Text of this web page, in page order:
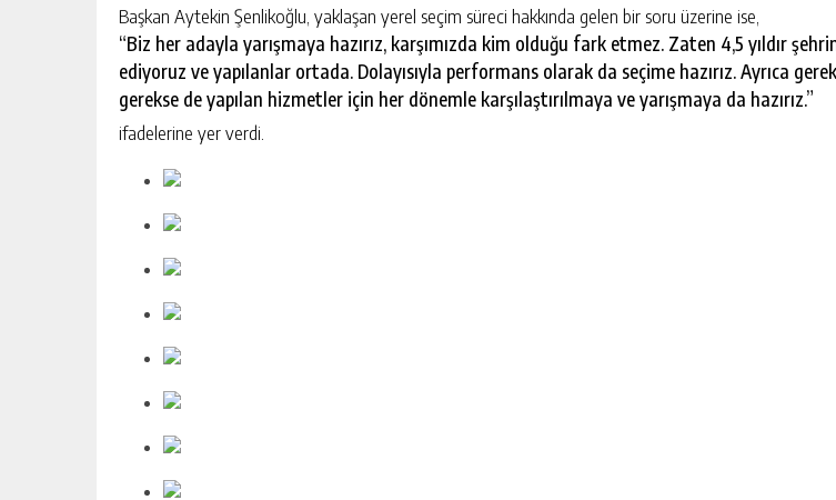
Başkan Aytekin Şenlikoğlu, yaklaşan yerel seçim süreci hakkında gelen bir soru üzerine ise,
“Biz her adayla yarışmaya hazırız, karşımızda kim olduğu fark etmez. Zaten 4,5 yıldır
ediyoruz ve yapılanlar ortada. Dolayısıyla performans olarak da seçime hazırız. Ayrıca
gerekse de yapılan hizmetler için her dönemle karşılaştırılmaya ve yarışmaya da hazırız.”
ifadelerine yer verdi.